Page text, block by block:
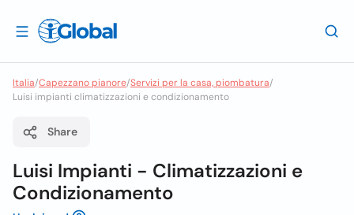
Italia/Capezzano pianore/Servizi per la casa, piombatura/
Luisi impianti climatizzazioni e condizionamento
Share
Luisi Impianti - Climatizzazioni e
Condizionamento